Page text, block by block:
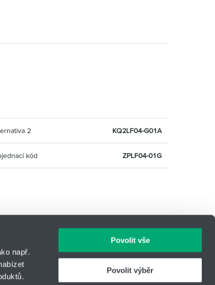
např.
Povolit vše
Povolit výběr
2 KQ2LF04-G01A
kód ZPLF04-01G
IČO: 14869446